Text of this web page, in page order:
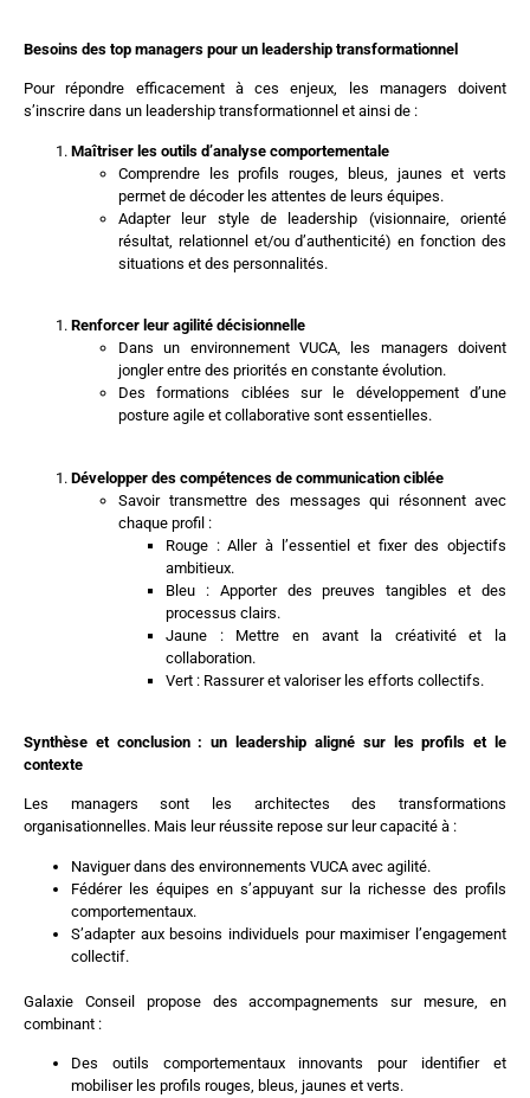
Besoins des top managers pour un leadership transformationnel
Pour répondre efficacement à ces enjeux, les managers doivent
s’inscrire dans un leadership transformationnel et ainsi de :
Maîtriser les outils d’analyse comportementale
Comprendre les profils rouges, bleus, jaunes et verts
permet de décoder les attentes de leurs équipes.
Adapter leur style de leadership (visionnaire, orienté
résultat, relationnel et/ou d’authenticité) en fonction des
situations et des personnalités.
Renforcer leur agilité décisionnelle
Dans un environnement VUCA, les managers doivent
jongler entre des priorités en constante évolution.
Des formations ciblées sur le développement d’une
posture agile et collaborative sont essentielles.
Développer des compétences de communication ciblée
Savoir transmettre des messages qui résonnent avec
chaque profil :
Rouge : Aller à l’essentiel et fixer des objectifs
ambitieux.
Bleu : Apporter des preuves tangibles et des
processus clairs.
Jaune : Mettre en avant la créativité et la
collaboration.
Vert : Rassurer et valoriser les efforts collectifs.
Synthèse et conclusion : un leadership aligné sur les profils et le
contexte
Les managers sont les architectes des transformations
organisationnelles. Mais leur réussite repose sur leur capacité à :
Naviguer dans des environnements VUCA avec agilité.
Fédérer les équipes en s’appuyant sur la richesse des profils
comportementaux.
S’adapter aux besoins individuels pour maximiser l’engagement
collectif.
Galaxie Conseil propose des accompagnements sur mesure, en
combinant :
Des outils comportementaux innovants pour identifier et
mobiliser les profils rouges, bleus, jaunes et verts.